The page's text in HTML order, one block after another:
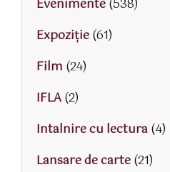
Evenimente(538)
Expoziție(61)
Film (24)
IFLA(2)
Intalnire cu lectura(4)
Lansare de carte(21)